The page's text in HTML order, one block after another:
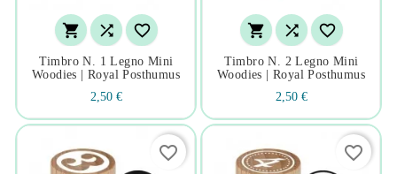
  
Timbro N. 1 Legno Mini
Woodies | Royal Posthumus
2,50 €
  
Timbro N. 2 Legno Mini
Woodies | Royal Posthumus
2,50 €
favorite_border favorite_border